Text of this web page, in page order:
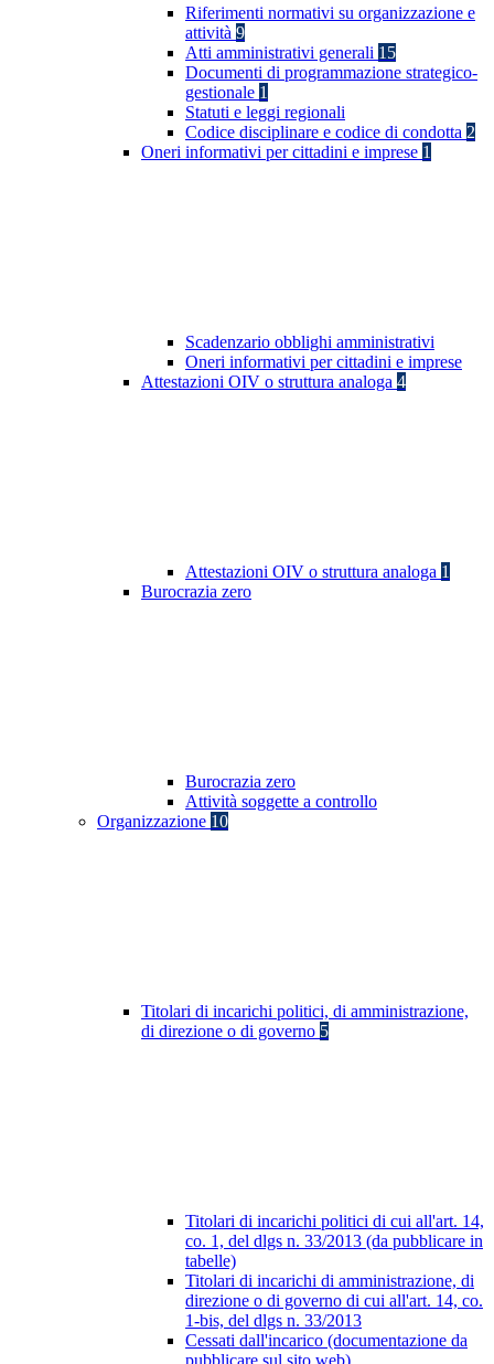
Riferimenti normativi su organizzazione e
attività 9
Atti amministrativi generali 15
Documenti di programmazione strategico-
gestionale 1
Statuti e leggi regionali
Codice disciplinare e codice di condotta 2
Oneri informativi per cittadini e imprese 1
Scadenzario obblighi amministrativi
Oneri informativi per cittadini e imprese
Attestazioni OIV o struttura analoga 4
Attestazioni OIV o struttura analoga 1
Burocrazia zero
Burocrazia zero
Attività soggette a controllo
Organizzazione 10
Titolari di incarichi politici, di amministrazione,
di direzione o di governo 5
Titolari di incarichi politici di cui all'art. 14,
co. 1, del dlgs n. 33/2013 (da pubblicare in
tabelle)
Titolari di incarichi di amministrazione, di
direzione o di governo di cui all'art. 14, co.
1-bis, del dlgs n. 33/2013
Cessati dall'incarico (documentazione da